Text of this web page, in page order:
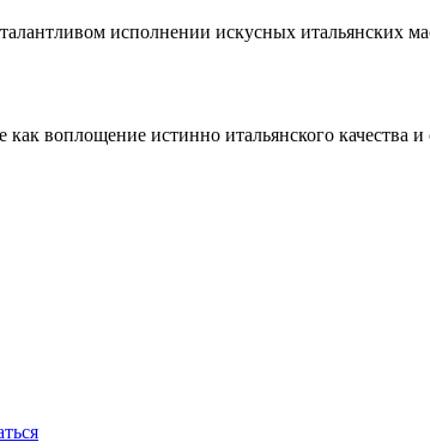
исполнении искусных итальянских
воплощение истинно итальянского качества и